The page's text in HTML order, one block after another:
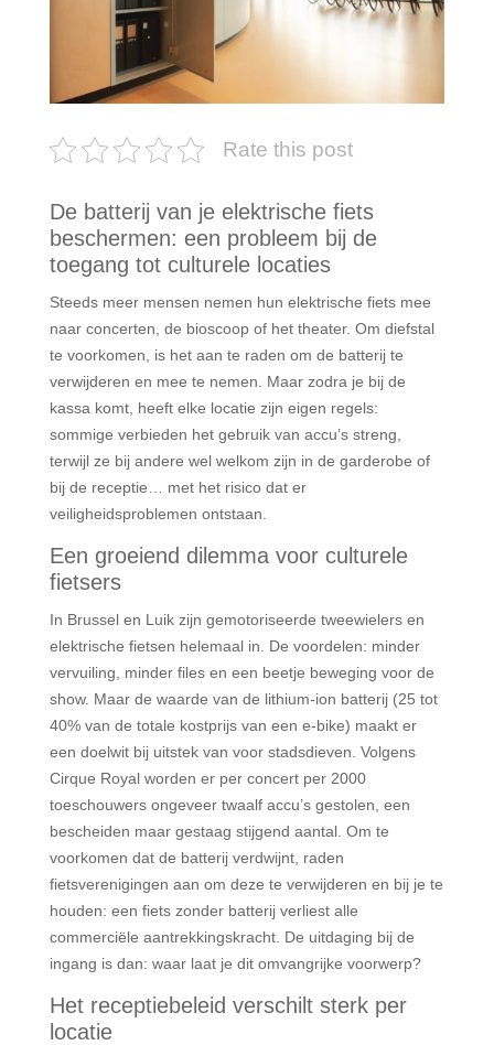
Rate this post
De batterij van je elektrische fiets
beschermen: een probleem bij de
toegang tot culturele locaties
Steeds meer mensen nemen hun elektrische fiets mee
naar concerten, de bioscoop of het theater. Om diefstal
te voorkomen, is het aan te raden om de batterij te
verwijderen en mee te nemen. Maar zodra je bij de
kassa komt, heeft elke locatie zijn eigen regels:
sommige verbieden het gebruik van accu’s streng,
terwijl ze bij andere wel welkom zijn in de garderobe of
bij de receptie… met het risico dat er
veiligheidsproblemen ontstaan.
Een groeiend dilemma voor culturele
fietsers
In Brussel en Luik zijn gemotoriseerde tweewielers en
elektrische fietsen helemaal in. De voordelen: minder
vervuiling, minder files en een beetje beweging voor de
show. Maar de waarde van de lithium-ion batterij (25 tot
40% van de totale kostprijs van een e-bike) maakt er
een doelwit bij uitstek van voor stadsdieven. Volgens
Cirque Royal worden er per concert per 2000
toeschouwers ongeveer twaalf accu’s gestolen, een
bescheiden maar gestaag stijgend aantal. Om te
voorkomen dat de batterij verdwijnt, raden
fietsverenigingen aan om deze te verwijderen en bij je te
houden: een fiets zonder batterij verliest alle
commerciële aantrekkingskracht. De uitdaging bij de
ingang is dan: waar laat je dit omvangrijke voorwerp?
Het receptiebeleid verschilt sterk per
locatie